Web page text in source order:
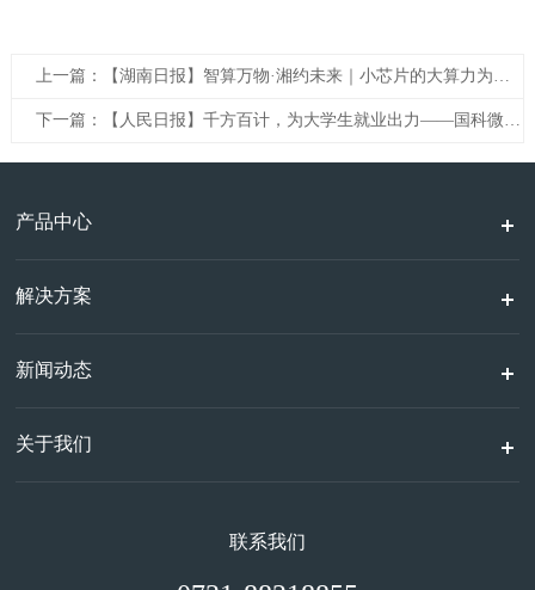
上一篇：【湖南日报】智算万物·湘约未来｜小芯片的大算力为生活添彩
下一篇：【人民日报】千方百计，为大学生就业出力——国科微校企合作促就业
产品中心
解决方案
新闻动态
关于我们
联系我们